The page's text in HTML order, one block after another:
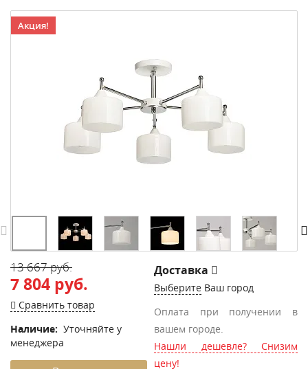
Акция!
13 667 руб.
7 804 руб.
Сравнить товар
Наличие: Уточняйте у
менеджера
Доставка
Выберите Ваш город
Оплата при получении в
вашем городе.
Нашли дешевле? Снизим
цену!